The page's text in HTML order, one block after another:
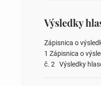
Schválenie
zápisnice 3.
voľby poslancov
počtu poslancov
nich 4. Schválenie
Zápisnica o
1 Zápisnica o
č. 2 Výsledky